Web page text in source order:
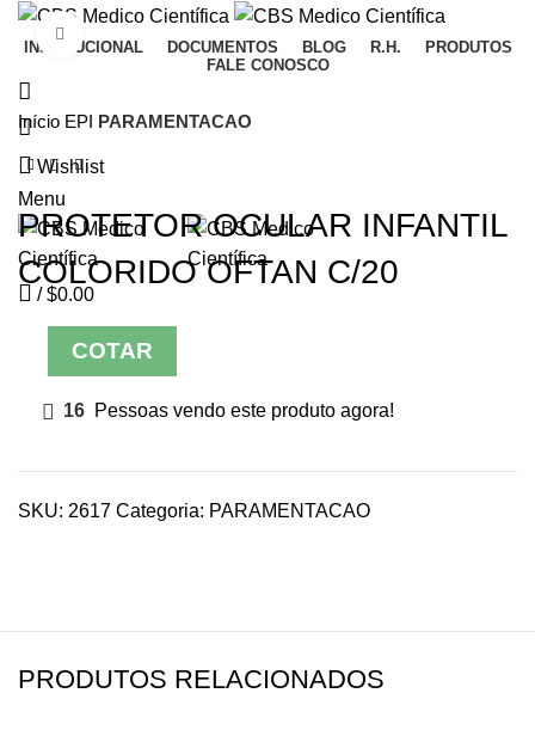
INSTITUCIONAL DOCUMENTOS BLOG R.H.
PRODUTOS
FALE CONOSCO
Wishlist
Menu
/ $0.00
Início EPI PARAMENTACAO
PROTETOR OCULAR INFANTIL
COLORIDO OFTAN C/20
COTAR
16 Pessoas vendo este produto agora!
SKU: 2617 Categoria: PARAMENTACAO
PRODUTOS RELACIONADOS